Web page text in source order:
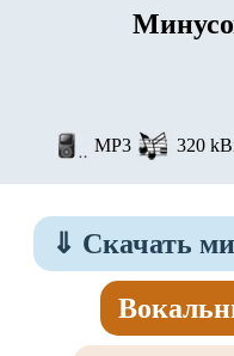
MP3 320
⇓ Скачать